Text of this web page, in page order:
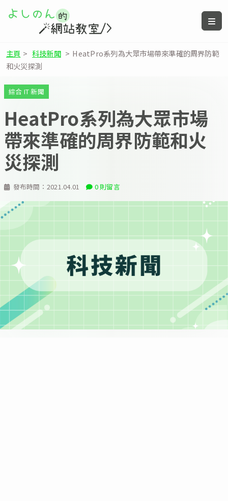
主頁 > 科技新聞 > HeatPro系列為大眾市場帶來準確的周界防範
和火災探測
發布時間： 2021.04.01 0 則留言
綜合 IT 新聞
HeatPro系列為大眾市場
帶來準確的周界防範和火
災探測